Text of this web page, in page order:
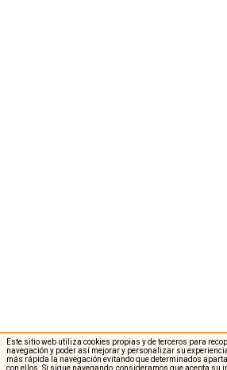
Este sitio web utiliza cookies propias y de terceros para
navegación y poder así mejorar y personalizar su
más rápida la navegación evitando que determinados
con ellos. Si sigue navegando, consideramos que acepta